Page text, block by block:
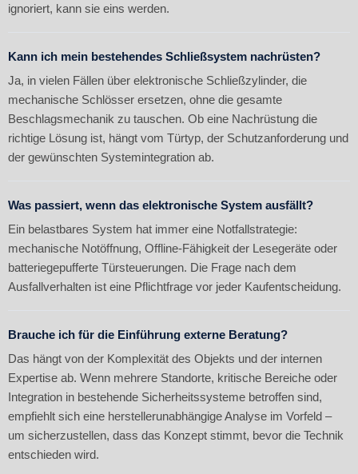
ignoriert, kann sie eins werden.
Kann ich mein bestehendes Schließsystem nachrüsten?
Ja, in vielen Fällen über elektronische Schließzylinder, die
mechanische Schlösser ersetzen, ohne die gesamte
Beschlagsmechanik zu tauschen. Ob eine Nachrüstung die
richtige Lösung ist, hängt vom Türtyp, der Schutzanforderung und
der gewünschten Systemintegration ab.
Was passiert, wenn das elektronische System ausfällt?
Ein belastbares System hat immer eine Notfallstrategie:
mechanische Notöffnung, Offline-Fähigkeit der Lesegeräte oder
batteriegepufferte Türsteuerungen. Die Frage nach dem
Ausfallverhalten ist eine Pflichtfrage vor jeder Kaufentscheidung.
Brauche ich für die Einführung externe Beratung?
Das hängt von der Komplexität des Objekts und der internen
Expertise ab. Wenn mehrere Standorte, kritische Bereiche oder
Integration in bestehende Sicherheitssysteme betroffen sind,
empfiehlt sich eine herstellerunabhängige Analyse im Vorfeld –
um sicherzustellen, dass das Konzept stimmt, bevor die Technik
entschieden wird.